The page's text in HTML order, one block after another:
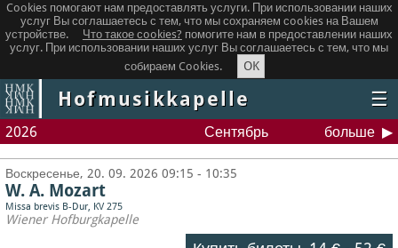
Cookies помогают нам предоставлять услуги. При использовании наших
услуг Вы соглашаетесь с тем, что мы сохраняем сookies на Вашем
устройстве.
Что такое сookies? помогите нам в предоставлении наших
услуг. При использовании наших услуг Вы соглашаетесь с тем, что мы
собираем Cookies.
OK
Hofmusikkapelle ☰
2026 Сентябрь больше
Воскресенье, 20. 09. 2026 09:15 - 10:35
W. A. Mozart
Missa brevis B-Dur, KV 275
Wiener Hofburgkapelle